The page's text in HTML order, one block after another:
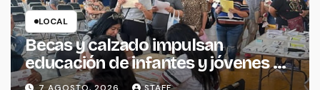
LOCAL
Becas y calzado impulsan
educación de infantes y jóvenes de
La Piedad